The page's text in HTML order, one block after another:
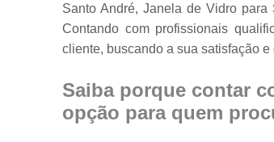
Santo André, Janela de Vidro
Contando com profissionais
cliente, buscando a sua satisfação e
Saiba porque contar
opção para quem